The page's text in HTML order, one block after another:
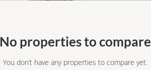
No properties to compare
You don’t have any properties to compare yet.